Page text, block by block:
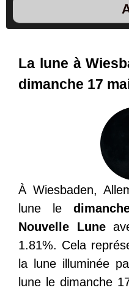
La lune à
dimanche 17
À Wiesbaden,
lune le
Nouvelle Lune
1.81%. Cela
la lune illuminée
lune le dimanche